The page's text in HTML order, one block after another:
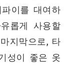
이를 대여하
롭게 사용할
지막으로, 타
성이 좋은 옷